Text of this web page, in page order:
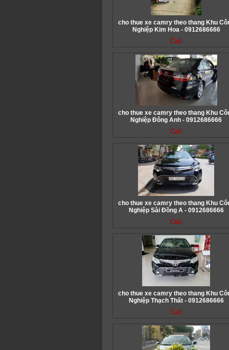
cho thue xe camry theo thang Khu
Nghiệp Kim Hoa - 0912686666
Call
cho thue xe camry theo thang Khu
Nghiệp Đông Anh - 0912686666
Call
cho thue xe camry theo thang Khu
Nghiệp Sài Đồng A - 0912686666
Call
cho thue xe camry theo thang Khu
Nghiệp Thạch Thất - 0912686666
Call